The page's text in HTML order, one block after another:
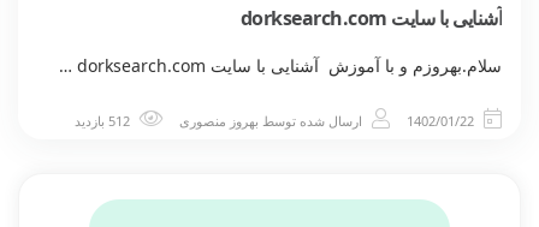
آشنایی با سایت dorksearch.com
سلام.بهروزم و با آموزش آشنایی با سایت dorksearch.com …
1402/01/22 ارسال شده توسط بهروز منصوری